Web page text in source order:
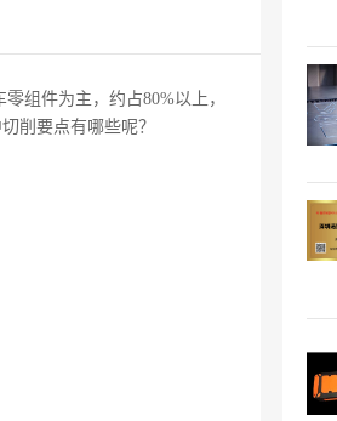
零组件为主，约占80%以上，
削要点有哪些呢？